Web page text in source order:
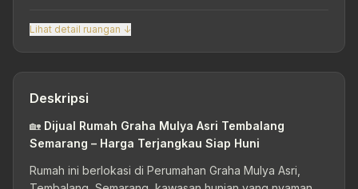
Lihat detail ruangan ↓
Deskripsi
🏡 Dijual Rumah Graha Mulya Asri Tembalang
Semarang – Harga Terjangkau Siap Huni
Rumah ini berlokasi di Perumahan Graha Mulya Asri,